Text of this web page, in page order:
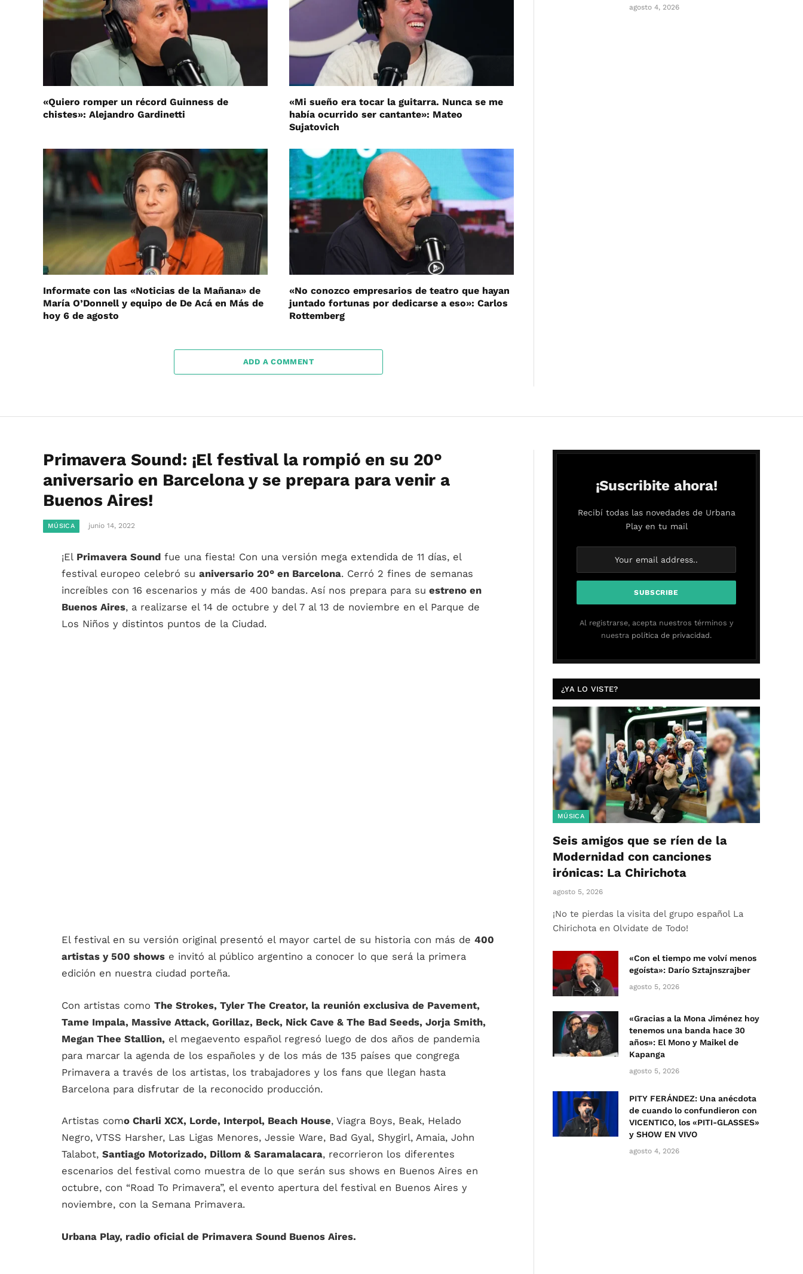
«Quiero romper un récord Guinness de
chistes»: Alejandro Gardinetti
«Mi sueño era tocar la guitarra. Nunca se me
había ocurrido ser cantante»: Mateo
Sujatovich
Informate con las «Noticias de la Mañana» de
María O’Donnell y equipo de De Acá en Más de
hoy 6 de agosto
«No conozco empresarios de teatro que hayan
juntado fortunas por dedicarse a eso»: Carlos
Rottemberg
ADD A COMMENT
agosto 4, 2026
Primavera Sound: ¡El festival la rompió en su 20°
aniversario en Barcelona y se prepara para venir a
Buenos Aires!
MÚSICA junio 14, 2022
¡El Primavera Sound fue una fiesta! Con una versión mega extendida de 11 días, el
festival europeo celebró su aniversario 20° en Barcelona. Cerró 2 fines de semanas
increíbles con 16 escenarios y más de 400 bandas. Así nos prepara para su estreno en
Buenos Aires, a realizarse el 14 de octubre y del 7 al 13 de noviembre en el Parque de
Los Niños y distintos puntos de la Ciudad.
El festival en su versión original presentó el mayor cartel de su historia con más de 400
artistas y 500 shows e invitó al público argentino a conocer lo que será la primera
edición en nuestra ciudad porteña.
Con artistas como The Strokes, Tyler The Creator, la reunión exclusiva de Pavement,
Tame Impala, Massive Attack, Gorillaz, Beck, Nick Cave & The Bad Seeds, Jorja Smith,
Megan Thee Stallion, el megaevento español regresó luego de dos años de pandemia
para marcar la agenda de los españoles y de los más de 135 países que congrega
Primavera a través de los artistas, los trabajadores y los fans que llegan hasta
Barcelona para disfrutar de la reconocido producción.
Artistas como Charli XCX, Lorde, Interpol, Beach House, Viagra Boys, Beak, Helado
Negro, VTSS Harsher, Las Ligas Menores, Jessie Ware, Bad Gyal, Shygirl, Amaia, John
Talabot, Santiago Motorizado, Dillom & Saramalacara, recorrieron los diferentes
escenarios del festival como muestra de lo que serán sus shows en Buenos Aires en
octubre, con “Road To Primavera”, el evento apertura del festival en Buenos Aires y
noviembre, con la Semana Primavera.
Urbana Play, radio oficial de Primavera Sound Buenos Aires.
¡Suscribite ahora!
Recibí todas las novedades de Urbana
Play en tu mail
Al registrarse, acepta nuestros términos y
nuestra política de privacidad.
¿YA LO VISTE?
MÚSICA
Seis amigos que se ríen de la
Modernidad con canciones
irónicas: La Chirichota
agosto 5, 2026
¡No te pierdas la visita del grupo español La
Chirichota en Olvidate de Todo!
«Con el tiempo me volví menos
egoísta»: Darío Sztajnszrajber
agosto 5, 2026
«Gracias a la Mona Jiménez hoy
tenemos una banda hace 30
años»: El Mono y Maikel de
Kapanga
agosto 5, 2026
PITY FERÁNDEZ: Una anécdota
de cuando lo confundieron con
VICENTICO, los «PITI-GLASSES»
y SHOW EN VIVO
agosto 4, 2026